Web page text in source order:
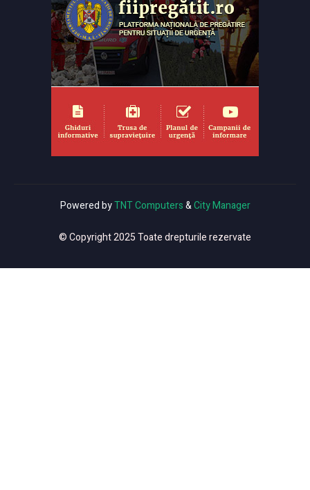
Powered byTNT Computers&City Manager
© Copyright 2025 Toate drepturile rezervate